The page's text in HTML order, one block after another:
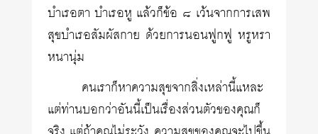
บำเรอตา บำเรอหู แล้วก็ข้อ ๘ เว้นจากการเสพ
สุขบำเรอสัมผัสกาย ด้วยการนอนฟูกฟู หรูหรา
หนานุ่ม
คนเราก็หาความสุขจากสิ่งเหล่านี้แหละ
แต่ท่านบอกว่าอันนี้เป็นเรื่องส่วนตัวของคุณก็